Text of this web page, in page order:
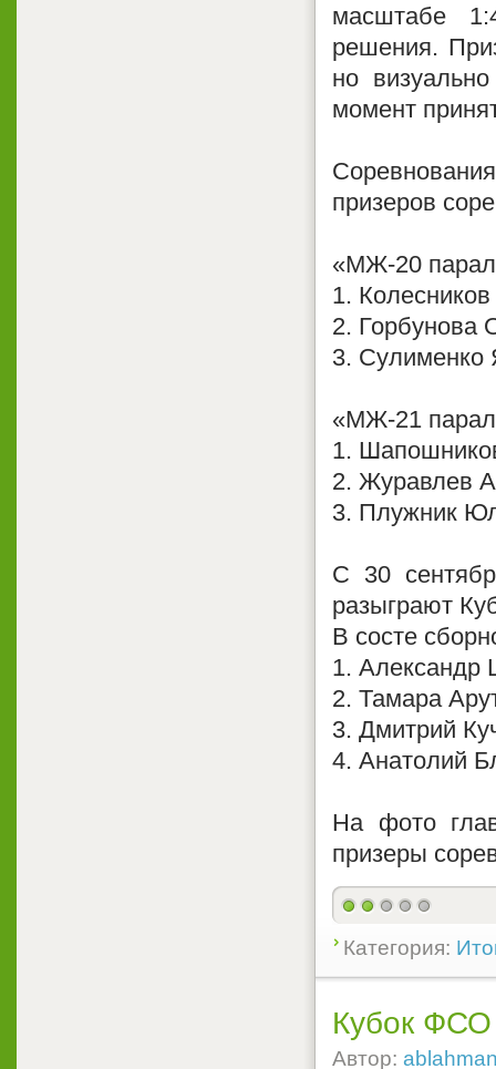
масштабе
решения.
но
момент
призеров
«МЖ-20
1.
2. Горбунова
3. Сулименко
«МЖ-21
1.
2. Журавлев
3. Плужник
С 30
разыграют
В состе
1. Александр
2. Тамара
3. Дмитрий
4. Анатолий
На фото
призеры
Категория:
Кубок
Автор: